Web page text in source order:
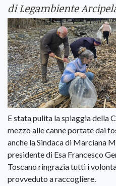
di Legambiente
E stata pulita la spiaggia della
mezzo alle canne portate dai
anche la Sindaca di Marciana
presidente di Esa Francesco
Toscano ringrazia tutti i
provveduto a raccogliere.